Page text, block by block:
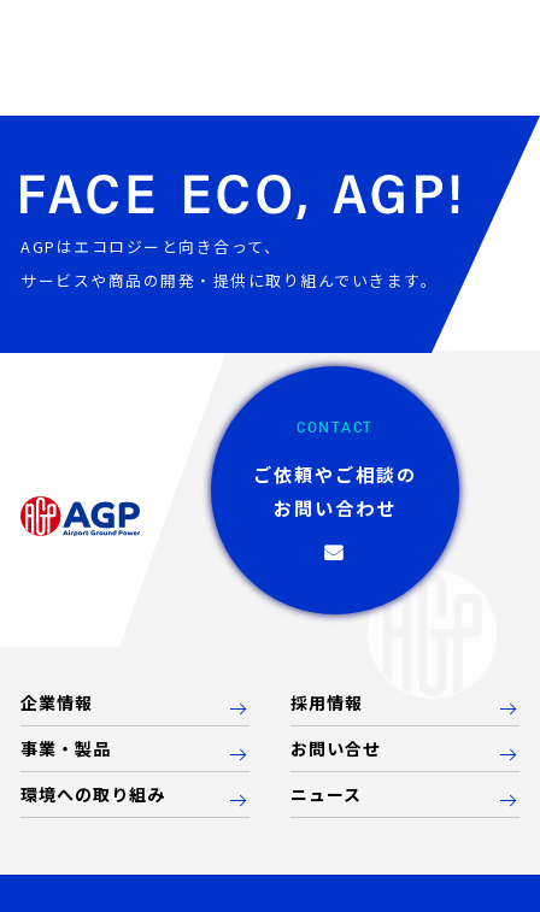
AGPはエコロジーと向き合って、
サービスや商品の開発・提供に取り組んでいきます。
CONTACT
ご依頼やご相談の
お問い合わせ
企業情報
事業・製品
環境への取り組み
ニュース
採用情報
お問い合せ